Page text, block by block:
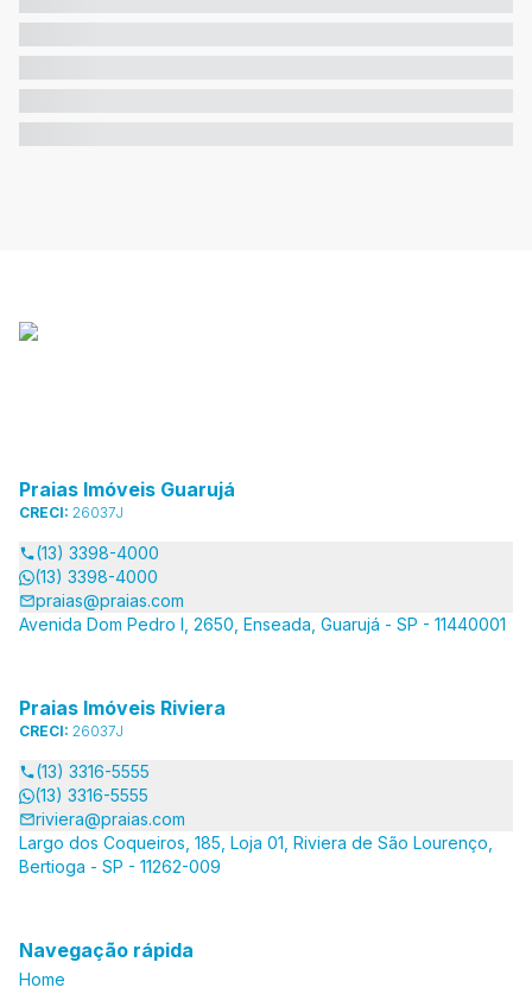
Praias Imóveis Guarujá
CRECI: 26037J
(13) 3398-4000
(13) 3398-4000
praias@praias.com
Avenida Dom Pedro I, 2650, Enseada, Guarujá - SP - 11440001
Praias Imóveis Riviera
CRECI: 26037J
(13) 3316-5555
(13) 3316-5555
riviera@praias.com
Largo dos Coqueiros, 185, Loja 01, Riviera de São Lourenço,
Bertioga - SP - 11262-009
Navegação rápida
Home